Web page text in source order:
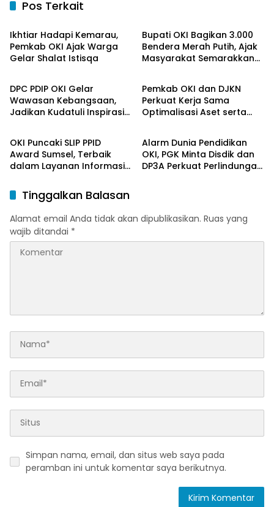
Pos Terkait
OKI Maju Bersama
Ikhtiar Hadapi Kemarau,
Pemkab OKI Ajak Warga
Gelar Shalat Istisqa
Bupati OKI Bagikan 3.000
Bendera Merah Putih, Ajak
Masyarakat Semarakkan
OKI Maju Bersama
DPC PDIP OKI Gelar
Wawasan Kebangsaan,
Jadikan Kudatuli Inspirasi
OKI Maju Bersama
Pemkab OKI dan DJKN
Perkuat Kerja Sama
Optimalisasi Aset serta
OKI Maju Bersama
OKI Puncaki SLIP PPID
Award Sumsel, Terbaik
dalam Layanan Informasi
OKI Maju Bersama
Alarm Dunia Pendidikan
OKI, PGK Minta Disdik dan
DP3A Perkuat Perlindungan
Tinggalkan Balasan
Alamat email Anda tidak akan dipublikasikan. Ruas yang
wajib ditandai *
Simpan nama, email, dan situs web saya pada
peramban ini untuk komentar saya berikutnya.